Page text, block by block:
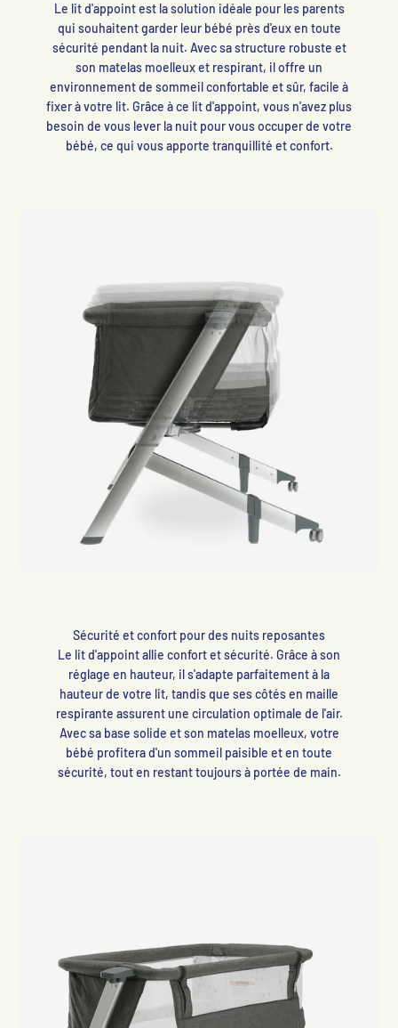
Le lit d'appoint est la solution idéale pour les parents
qui souhaitent garder leur bébé près d'eux en toute
sécurité pendant la nuit. Avec sa structure robuste et
son matelas moelleux et respirant, il offre un
environnement de sommeil confortable et sûr, facile à
fixer à votre lit. Grâce à ce lit d'appoint, vous n'avez plus
besoin de vous lever la nuit pour vous occuper de votre
bébé, ce qui vous apporte tranquillité et confort.
Sécurité et confort pour des nuits reposantes
Le lit d'appoint allie confort et sécurité. Grâce à son
réglage en hauteur, il s'adapte parfaitement à la
hauteur de votre lit, tandis que ses côtés en maille
respirante assurent une circulation optimale de l'air.
Avec sa base solide et son matelas moelleux, votre
bébé profitera d'un sommeil paisible et en toute
sécurité, tout en restant toujours à portée de main.